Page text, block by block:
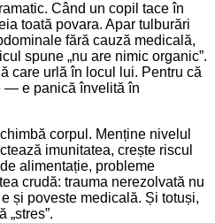
Când un copil tace în
toată povara. Apar tulburări
fără cauză medicală,
spune „nu are nimic organic”.
care urlă în locul lui. Pentru că
— e panică învelită în
corpul. Menține nivelul
imunitatea, crește riscul
alimentație, probleme
crudă: trauma nerezolvată nu
și poveste medicală. Și totuși,
„stres”.